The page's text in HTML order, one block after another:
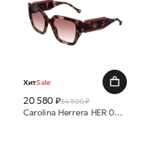
ХитSale
20 580 ₽34 300 ₽
Carolina Herrera HER 0323/S HT8 HA 53 21 очки с/з